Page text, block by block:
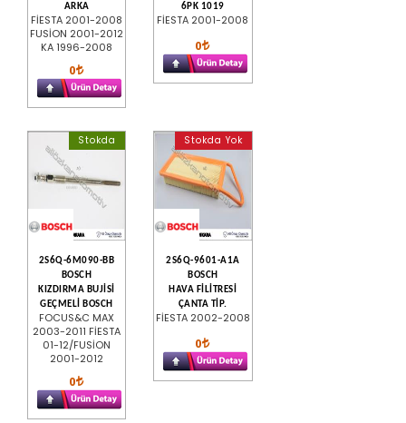
ARKA
FİESTA 2001-2008
FUSİON 2001-2012
KA 1996-2008
0
6PK 1019
FİESTA 2001-2008
0
Stokda
2S6Q-6M090-BB
BOSCH
KIZDIRMA BUJİSİ
GEÇMELİ BOSCH
FOCUS&C MAX
2003-2011 FİESTA
01-12/FUSİON
2001-2012
0
Stokda Yok
2S6Q-9601-A1A
BOSCH
HAVA FİLİTRESİ
ÇANTA TİP.
FİESTA 2002-2008
0